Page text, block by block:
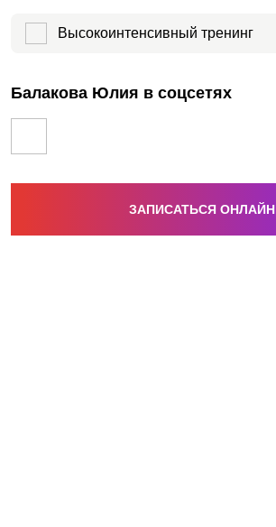
Высокоинтенсивный тренинг
Балакова Юлия в соцсетях
ЗАПИСАТЬСЯ ОНЛАЙН